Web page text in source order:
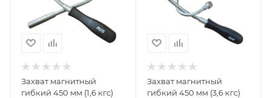
Захват магнитный
гибкий 450 мм (1,6 кгс)
Захват магнитный
гибкий 450 мм (3,6 кгс)